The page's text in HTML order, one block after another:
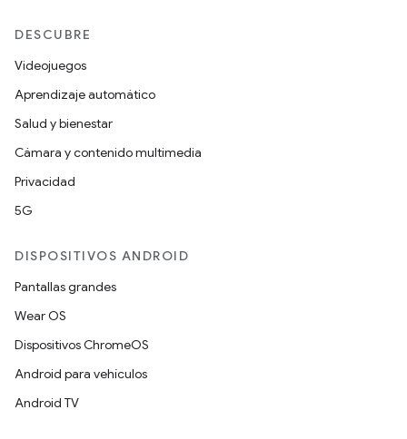
DESCUBRE
Videojuegos
Aprendizaje automático
Salud y bienestar
Cámara y contenido multimedia
Privacidad
5G
DISPOSITIVOS ANDROID
Pantallas grandes
Wear OS
Dispositivos ChromeOS
Android para vehículos
Android TV